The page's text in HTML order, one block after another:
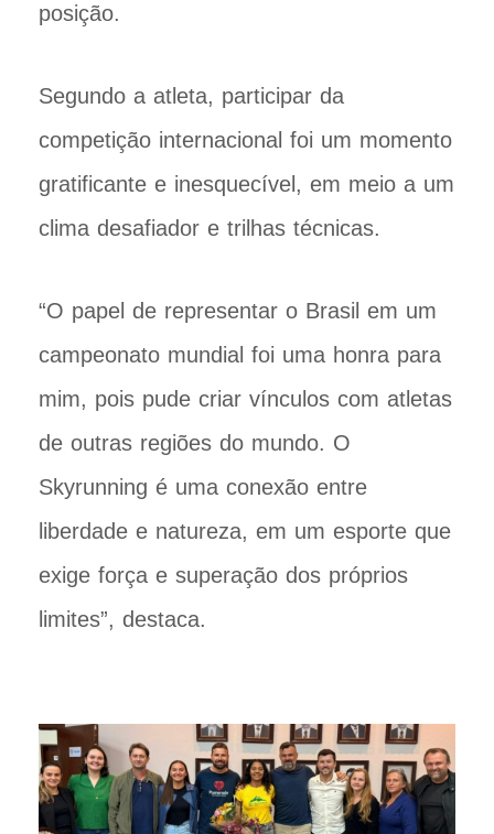
posição.
Segundo a atleta, participar da
competição internacional foi um momento
gratificante e inesquecível, em meio a um
clima desafiador e trilhas técnicas.
“O papel de representar o Brasil em um
campeonato mundial foi uma honra para
mim, pois pude criar vínculos com atletas
de outras regiões do mundo. O
Skyrunning é uma conexão entre
liberdade e natureza, em um esporte que
exige força e superação dos próprios
limites”, destaca.